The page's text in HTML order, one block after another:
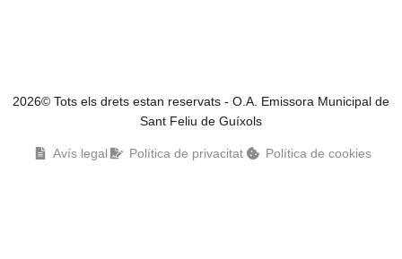
2026© Tots els drets estan reservats - O.A. Emissora Municipal de
Sant Feliu de Guíxols
Avís legal Política de privacitat Política de cookies